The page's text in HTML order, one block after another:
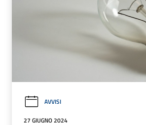
AVVISI
27 GIUGNO 2024